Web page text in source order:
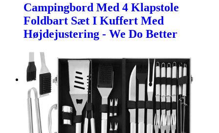
Campingbord Med 4 Klapstole
Foldbart Sæt I Kuffert Med
Højdejustering - We Do Better